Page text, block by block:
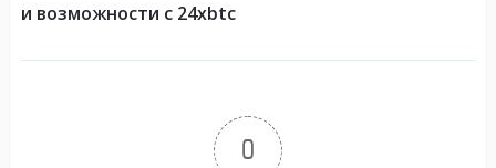
и возможности с 24xbtc
0